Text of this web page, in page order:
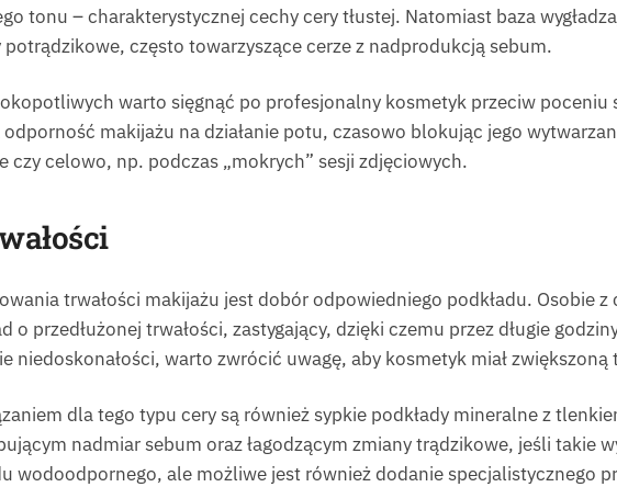
tonu – charakterystycznej cechy cery tłustej. Natomiast baza
często towarzyszące cerze z nadprodukcją sebum.
warto sięgnąć po profesjonalny kosmetyk przeciw
makijażu na działanie potu, czasowo blokując jego
czy celowo, np. podczas „mokrych” sesji zdjęciowych.
trwałości makijażu jest dobór odpowiedniego podkładu. Osobie z
o przedłużonej trwałości, zastygający, dzięki czemu przez długie
niedoskonałości, warto zwrócić uwagę, aby kosmetyk miał zwiększoną
dla tego typu cery są również sypkie podkłady mineralne z
nadmiar sebum oraz łagodzącym zmiany trądzikowe, jeśli takie
wodoodpornego, ale możliwe jest również dodanie specjalistycznego